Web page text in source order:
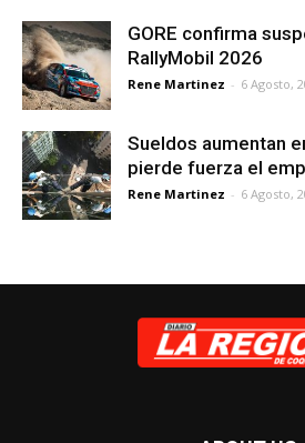
GORE confirma
RallyMobil 2026
Rene Martinez - 6 Agosto,
Sueldos aumentan
pierde fuerza el
Rene Martinez - 6 Agosto,